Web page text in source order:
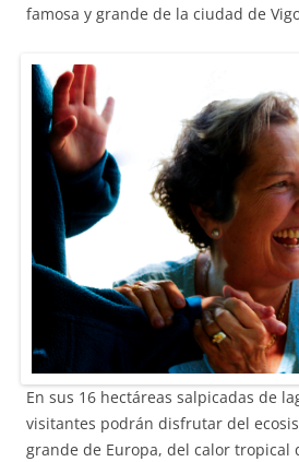
famosa y grande de la ciudad de
En sus 16 hectáreas salpicadas de
visitantes podrán disfrutar del
grande de Europa, del calor tropical